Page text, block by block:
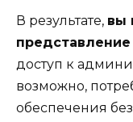
В результате, вы
представление
доступ к
возможно,
обеспечения